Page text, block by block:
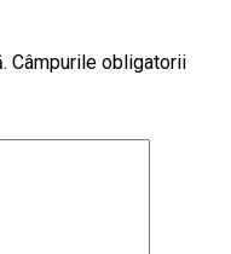
Câmpurile obligatorii